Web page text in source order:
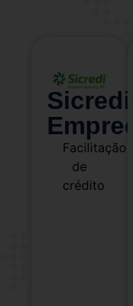
Sicredi
Facilitação
de
crédito